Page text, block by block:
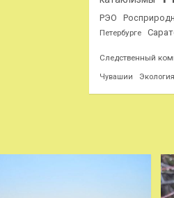
РЭО
Петербурге
Следственный
Чувашии Экология